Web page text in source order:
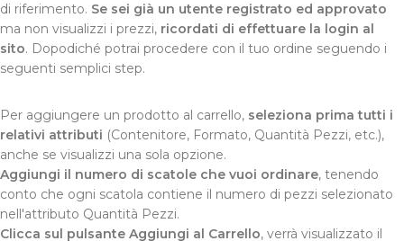
di riferimento. Se sei già un utente registrato ed approvato
ma non visualizzi i prezzi, ricordati di effettuare la login al
sito. Dopodiché potrai procedere con il tuo ordine seguendo i
seguenti semplici step.
Per aggiungere un prodotto al carrello, seleziona prima tutti i
relativi attributi (Contenitore, Formato, Quantità Pezzi, etc.),
anche se visualizzi una sola opzione.
Aggiungi il numero di scatole che vuoi ordinare, tenendo
conto che ogni scatola contiene il numero di pezzi selezionato
nell'attributo Quantità Pezzi.
Clicca sul pulsante Aggiungi al Carrello, verrà visualizzato il